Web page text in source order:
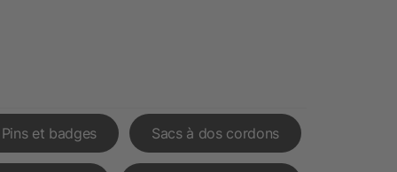
Pins et badges Sacs à dos cordons